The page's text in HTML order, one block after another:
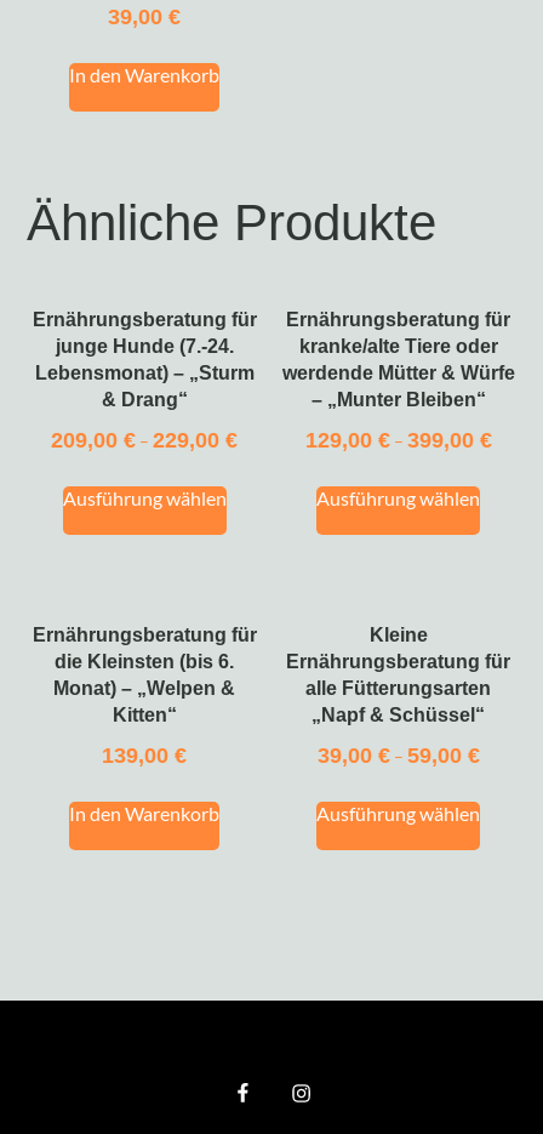
39,00€
In den Warenkorb
Ähnliche Produkte
Ernährungsberatung für
junge Hunde (7.-24.
Lebensmonat) – „Sturm
& Drang“
209,00€ –229,00€
Ausführung wählen
Ernährungsberatung für
kranke/alte Tiere oder
werdende Mütter & Würfe
– „Munter Bleiben“
129,00 €– 399,00 €
Ausführung wählen
Ernährungsberatung für
die Kleinsten (bis 6.
Monat) – „Welpen &
Kitten“
139,00€
In den Warenkorb
Kleine
Ernährungsberatung für
alle Fütterungsarten
„Napf & Schüssel“
39,00 €– 59,00 €
Ausführung wählen